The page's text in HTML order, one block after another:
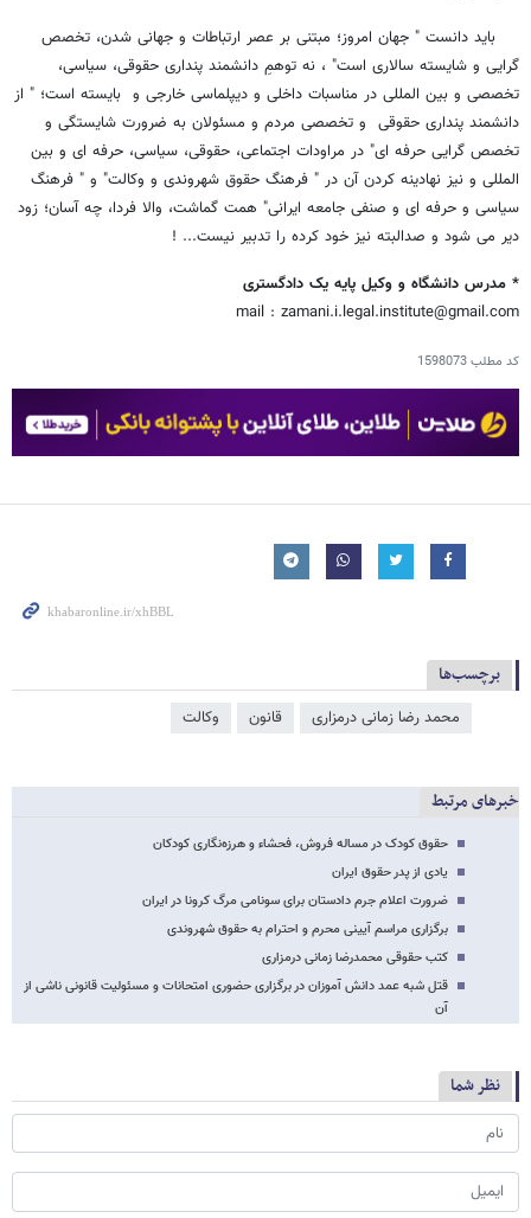
باید دانست " جهان امروز؛ مبتنی بر عصر ارتباطات و جهانی شدن، تخصص
گرایی و شایسته سالاری است" ، نه توهمِ دانشمند پنداری حقوقی، سیاسی،
تخصصی و بین المللی در مناسبات داخلی و دیپلماسی خارجی و بایسته است؛ " از
دانشمند پنداری حقوقی و تخصصی مردم و مسئولان به ضرورت شایستگی و
تخصص گرایی حرفه ای" در مراودات اجتماعی، حقوقی، سیاسی، حرفه ای و بین
المللی و نیز نهادینه کردن آن در " فرهنگ حقوق شهروندی و وکالت" و " فرهنگ
سیاسی و حرفه ای و صنفی جامعه ایرانی" همت گماشت، والا فردا، چه آسان؛ زود
دیر می شود و صدالبته نیز خود کرده را تدبیر نیست... !
* مدرس دانشگاه و وکیل پایه یک دادگستری
mail : zamani.i.legal.institute@gmail.com
کد مطلب1598073
برچسب‌ها
محمد رضا زمانی درمزاری قانون وکالت
خبرهای مرتبط
حقوق کودک در مساله فروش، فحشاء و هرزه‌نگاری کودکان
یادی از پدر حقوق ایران
ضرورت اعلام جرم دادستان برای سونامی مرگ کرونا در ایران
برگزاری مراسم آیینی محرم و احترام به حقوق شهروندی
کتب حقوقی محمدرضا زمانی درمزاری
قتل شبه عمد دانش آموزان در برگزاری حضوری امتحانات و مسئولیت قانونی ناشی از
آن
نظر شما